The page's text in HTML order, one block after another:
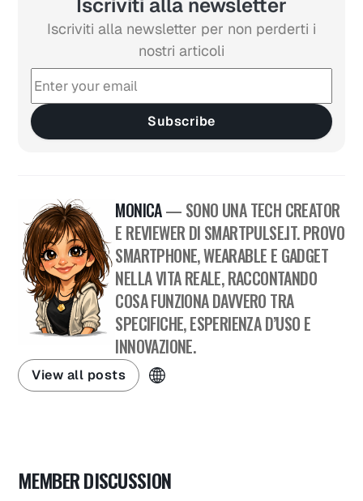
Iscriviti alla newsletter
Iscriviti alla newsletter per non perderti i
nostri articoli
Subscribe
MONICA— SONO UNA TECH CREATOR
E REVIEWER DI SMARTPULSE.IT. PROVO
SMARTPHONE, WEARABLE E GADGET
NELLA VITA REALE, RACCONTANDO
COSA FUNZIONA DAVVERO TRA
SPECIFICHE, ESPERIENZA D’USO E
INNOVAZIONE.
View all posts
MEMBER DISCUSSION